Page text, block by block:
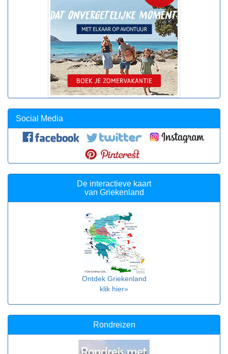
Social Media
De interactieve kaart
van Griekenland
Ontdek Griekenland
klik hier»
Rondreizen